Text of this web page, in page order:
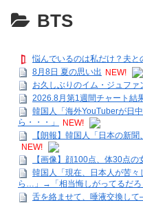
BTS
悩んでいるのは私だけ？夫と
8月8日 夏の思い出 NEW!
お久しぶりのイム・ジュファ
2026.8月第1週間チャート結
韓国人「海外YouTuberが日
ら・・・」
NEW!
【朗報】韓国人「日本の新
NEW!
【画像】顔100点、体30点の
韓国人「現在、日本人が苦
ら…」→「相当悔しがってるだ
舌を絡ませて、唾液交換し